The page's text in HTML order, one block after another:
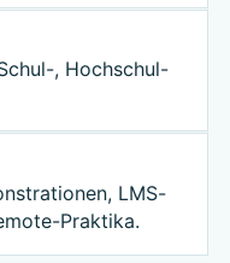
, Hochschul-
LMS-
Praktika.